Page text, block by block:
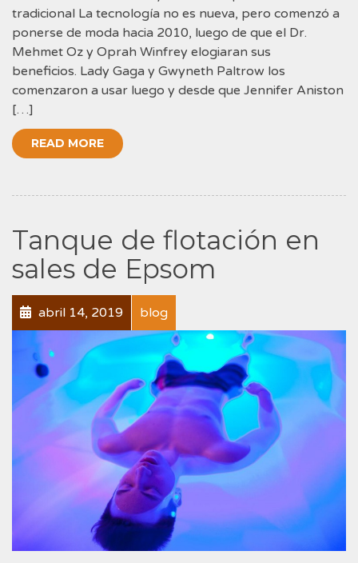
tradicional La tecnología no es nueva, pero comenzó a
ponerse de moda hacia 2010, luego de que el Dr.
Mehmet Oz y Oprah Winfrey elogiaran sus
beneficios. Lady Gaga y Gwyneth Paltrow los
comenzaron a usar luego y desde que Jennifer Aniston
[…]
READ MORE
Tanque de flotación en
sales de Epsom
abril 14, 2019 blog